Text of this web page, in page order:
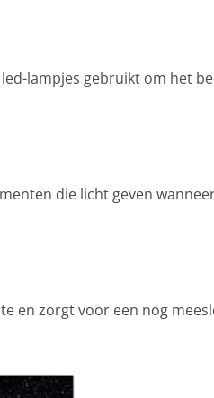
lampjes gebruikt om het
die licht geven
en zorgt voor een nog